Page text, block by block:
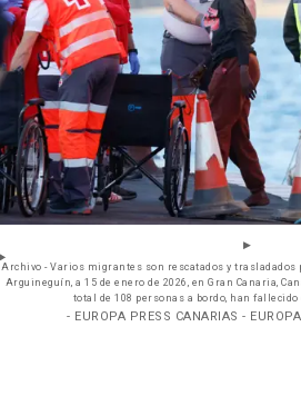
Archivo - Varios migrantes son rescatados y
Arguineguín, a 15 de enero de 2026, en Gran Canaria,
total de 108 personas a bordo, han
- EUROPA PRESS CANARIAS -